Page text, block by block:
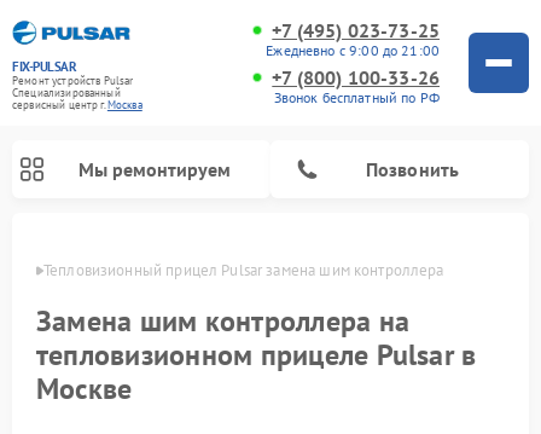
FIX-PULSAR
Ремонт устройств Pulsar
Специализированный
cервисный центр г.Москва
+7 (495) 023-73-25
Ежедневно с 9:00 до 21:00
+7 (800) 100-33-26
Звонок бесплатный по РФ
Мы ремонтируем Позвонить
Тепловизионный прицел Pulsar замена шим контроллера
Замена шим контроллера на
тепловизионном прицеле Pulsar в
Москве